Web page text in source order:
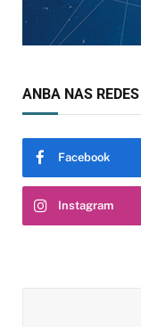
ANBA NAS REDES
Facebook
Instagram